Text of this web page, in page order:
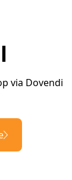
via Dovendi